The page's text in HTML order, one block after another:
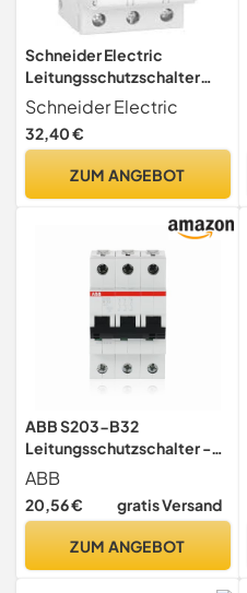
Schneider Electric
Leitungsschutzschalter
Resi9, 3-polig, R9F24332
Schneider Electric
32,40 €
ZUM ANGEBOT
ABB S203-B32
Leitungsschutzschalter -
3-polig 32A
Sicherungsautomat Typ B
ABB
20,56 € gratis Versand
ZUM ANGEBOT